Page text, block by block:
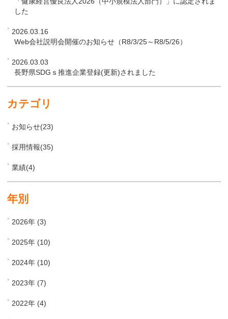
した
2026.03.16
Web会社説明会開催のお知らせ（R8/3/25～R8/5/26）
2026.03.03
長野県SDGｓ推進企業登録(更新)されました
カテゴリ
お知らせ(23)
採用情報(35)
業績(4)
年別
2026年 (3)
2025年 (10)
2024年 (10)
2023年 (7)
2022年 (4)